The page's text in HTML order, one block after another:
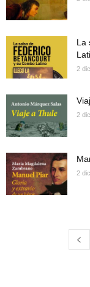
La
2
2
2